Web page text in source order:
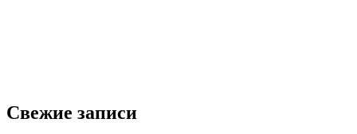
Свежие записи